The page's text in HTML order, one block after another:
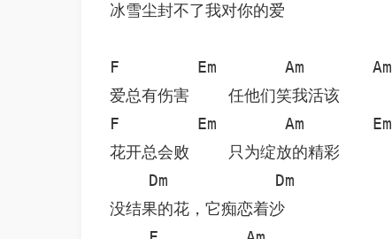
冰雪尘封不了我对你的爱
F        Em       Am       Am
爱总有伤害    任他们笑我活该
F        Em       Am       Em
花开总会败    只为绽放的精彩
    Dm           Dm
没结果的花，它痴恋着沙